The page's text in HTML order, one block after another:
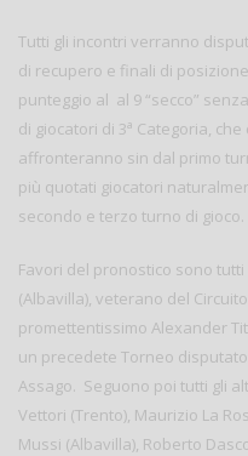
Tutti gli incontri verranno
di recupero e finali di
punteggio al al 9 “secco”
di giocatori di 3a Categoria,
affronteranno sin dal primo
più quotati giocatori
secondo e terzo turno di gioco.
Favori del pronostico sono
(Albavilla), veterano del
promettentissimo Alexander
un precedete Torneo
Assago. Seguono poi tutti gli
Vettori (Trento), Maurizio La
Mussi (Albavilla), Roberto